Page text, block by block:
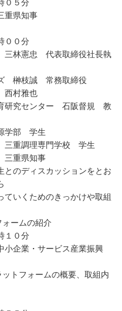
５分
県知事
０分
憲忠 代表取締役社長執
誠 常務取締役
雅也
ンター 石阪督規 教
学生
理専門学校 学生
重県知事
ディスカッションをとお
くためのきっかけや取組
ームの紹介
０分
業・サービス産業振興
フォームの概要、取組内